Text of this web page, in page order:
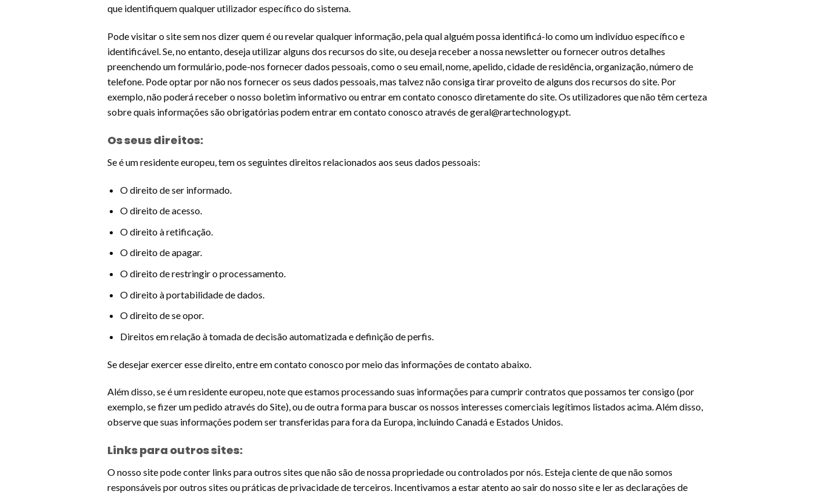
que identifiquem qualquer utilizador específico do sistema.
Pode visitar o site sem nos dizer quem é ou revelar qualquer informação, pela qual alguém possa identificá-lo como um indivíduo específico e
identificável. Se, no entanto, deseja utilizar alguns dos recursos do site, ou deseja receber a nossa newsletter ou fornecer outros detalhes
preenchendo um formulário, pode-nos fornecer dados pessoais, como o seu email, nome, apelido, cidade de residência, organização, número de
telefone. Pode optar por não nos fornecer os seus dados pessoais, mas talvez não consiga tirar proveito de alguns dos recursos do site. Por
exemplo, não poderá receber o nosso boletim informativo ou entrar em contato conosco diretamente do site. Os utilizadores que não têm certeza
sobre quais informações são obrigatórias podem entrar em contato conosco através de geral@rartechnology.pt.
Os seus direitos:
Se é um residente europeu, tem os seguintes direitos relacionados aos seus dados pessoais:
O direito de ser informado.
O direito de acesso.
O direito à retificação.
O direito de apagar.
O direito de restringir o processamento.
O direito à portabilidade de dados.
O direito de se opor.
Direitos em relação à tomada de decisão automatizada e definição de perfis.
Se desejar exercer esse direito, entre em contato conosco por meio das informações de contato abaixo.
Além disso, se é um residente europeu, note que estamos processando suas informações para cumprir contratos que possamos ter consigo (por
exemplo, se fizer um pedido através do Site), ou de outra forma para buscar os nossos interesses comerciais legítimos listados acima. Além disso,
observe que suas informações podem ser transferidas para fora da Europa, incluindo Canadá e Estados Unidos.
Links para outros sites:
O nosso site pode conter links para outros sites que não são de nossa propriedade ou controlados por nós. Esteja ciente de que não somos
responsáveis por outros sites ou práticas de privacidade de terceiros. Incentivamos a estar atento ao sair do nosso site e ler as declarações de